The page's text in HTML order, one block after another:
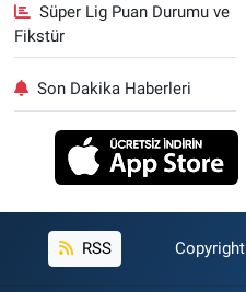
Süper Lig Puan Durumu ve
Fikstür
Son Dakika Haberleri
RSS